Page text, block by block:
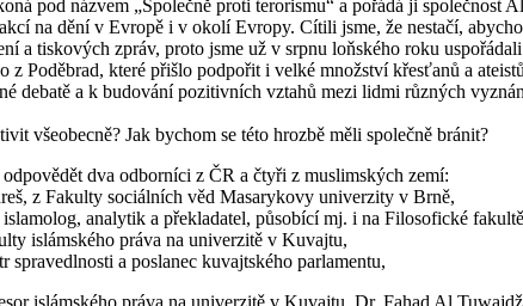
pod názvem „Společně proti terorismu“ a pořádá ji společnost
na dění v Evropě i v okolí Evropy. Cítili jsme, že nestačí,
a tiskových zpráv, proto jsme už v srpnu loňského roku
z Poděbrad, které přišlo podpořit i velké množství křesťanů a
debatě a k budování pozitivních vztahů mezi lidmi různých
všeobecně? Jak bychom se této hrozbě měli společně bránit?
dva odborníci z ČR a čtyři z muslimských zemí:
z Fakulty sociálních věd Masarykovy univerzity v Brně,
analytik a překladatel, působící mj. i na Filosofické
islámského práva na univerzitě v Kuvajtu,
a poslanec kuvajtského parlamentu,